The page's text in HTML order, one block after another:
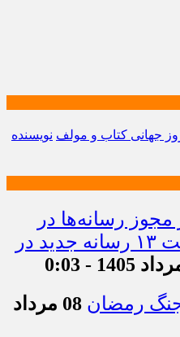
جهانی کتاب و مولف نویسنده
مجوز رسانه‌ها در
خراسان شمالی / فعالیت ۱۳ رسانه جدید در
رمضان
08 مرداد